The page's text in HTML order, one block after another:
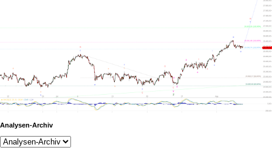
Analysen-Archiv